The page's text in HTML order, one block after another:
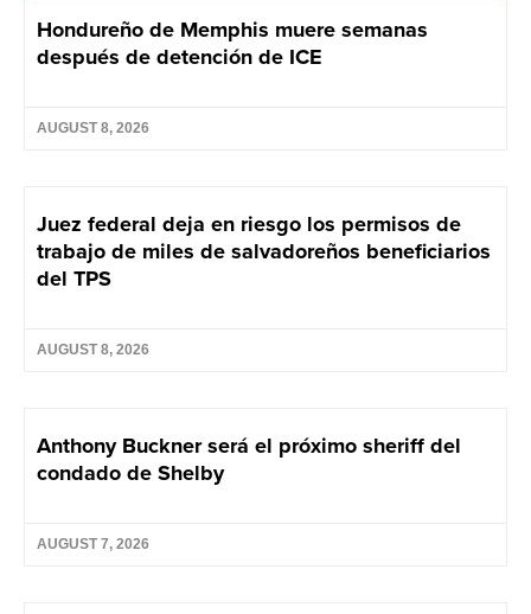
Hondureño de Memphis muere semanas
después de detención de ICE
AUGUST 8, 2026
Juez federal deja en riesgo los permisos de
trabajo de miles de salvadoreños beneficiarios
del TPS
AUGUST 8, 2026
Anthony Buckner será el próximo sheriff del
condado de Shelby
AUGUST 7, 2026